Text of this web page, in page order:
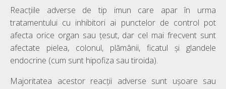
Reacțiile adverse de tip imun care apar în urma
tratamentului cu inhibitori ai punctelor de control pot
afecta orice organ sau țesut, dar cel mai frecvent sunt
afectate pielea, colonul, plămânii, ficatul și glandele
endocrine (cum sunt hipofiza sau tiroida).
Majoritatea acestor reacții adverse sunt ușoare sau